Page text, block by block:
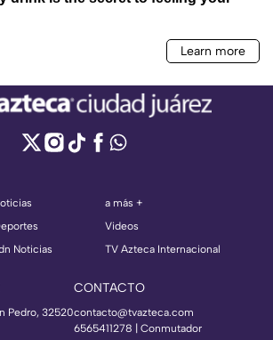
Noticias
a más +
Videos
TV Azteca Internacional
Pedro, 32520
CONTACTO
contacto@tvazteca.com
6565411278 | Conmutador